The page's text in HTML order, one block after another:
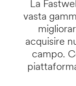
La
vasta
acquisire
campo.